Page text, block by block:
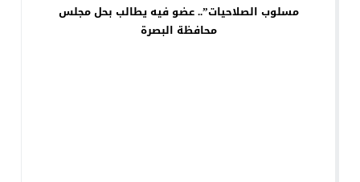
مسلوب الصلاحيات”.. عضو فيه يطالب بحل مجلس
محافظة البصرة